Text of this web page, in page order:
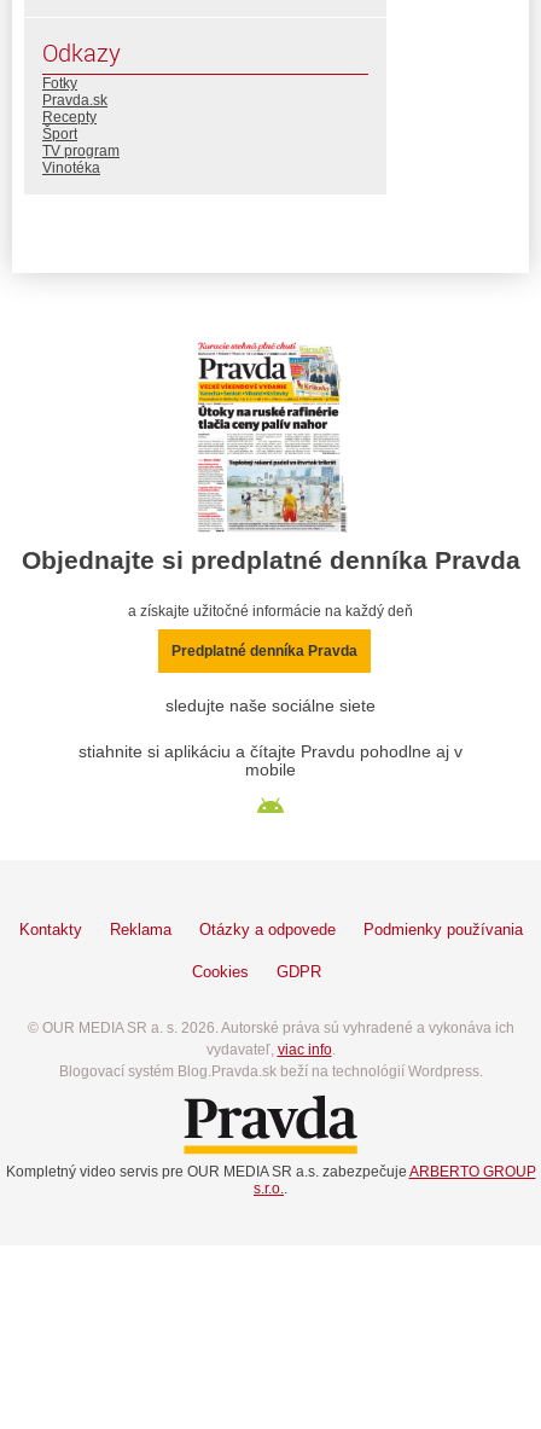
Odkazy
Fotky
Pravda.sk
Recepty
Šport
TV program
Vinotéka
Objednajte si predplatné denníka Pravda
a získajte užitočné informácie na každý deň
Predplatné denníka Pravda
sledujte naše sociálne siete
stiahnite si aplikáciu a čítajte Pravdu pohodlne aj v
mobile
Kontakty Reklama Otázky a odpovede Podmienky používania
Cookies GDPR
© OUR MEDIA SR a. s. 2026. Autorské práva sú vyhradené a vykonáva ich
vydavateľ, viac info.
Blogovací systém Blog.Pravda.sk beží na technológií Wordpress.
Kompletný video servis pre OUR MEDIA SR a.s. zabezpečuje ARBERTO GROUP
s.r.o..